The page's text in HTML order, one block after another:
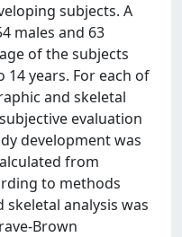
subjects. A
males and 63
of the subjects
years. For each of
and skeletal
evaluation
development was
from
to methods
skeletal analysis was
Brown